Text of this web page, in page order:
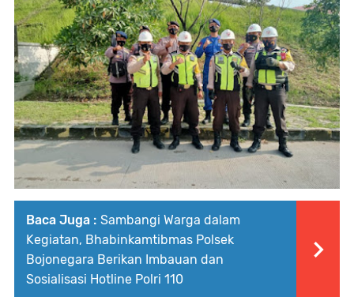
Baca Juga : Sambangi Warga dalam
Kegiatan, Bhabinkamtibmas Polsek
Bojonegara Berikan Imbauan dan
Sosialisasi Hotline Polri 110